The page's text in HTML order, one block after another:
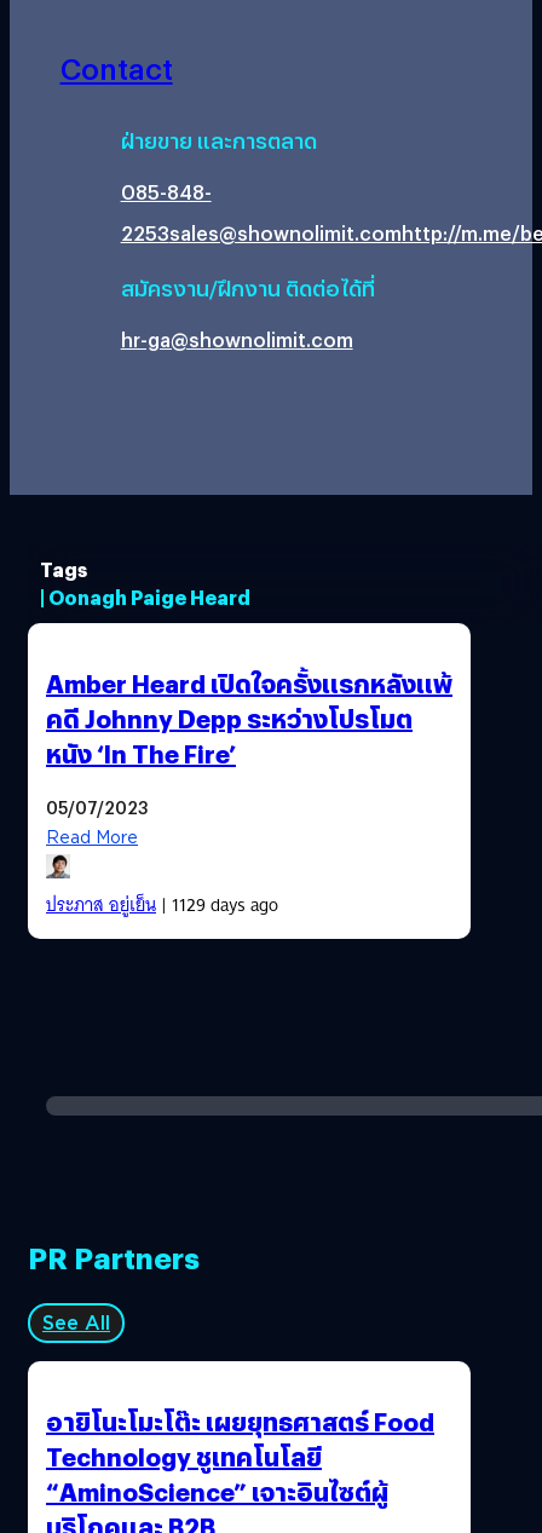
Contact
ฝ่ายขาย และการตลาด
085-848-
2253sales@shownolimit.comhttp://m.me/
สมัครงาน/ฝึกงาน ติดต่อได้ที่
hr-ga@shownolimit.com
Tags
| Oonagh Paige Heard
Amber Heard เปิดใจครั้งแรกหลังแพ้
คดี Johnny Depp ระหว่างโปรโมต
หนัง ‘In The Fire’
05/07/2023
Read More
ประภาส อยู่เย็น| 1129 days ago
PR Partners
See All
อายิโนะโมะโต๊ะ เผยยุทธศาสตร์ Food
Technology ชูเทคโนโลยี
“AminoScience” เจาะอินไซต์ผู้